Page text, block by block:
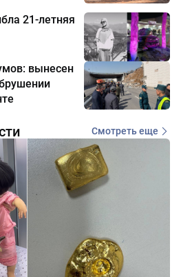
21-летняя
вынесен
Смотреть еще